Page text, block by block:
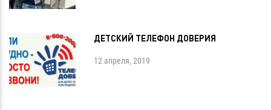
ДЕТСКИЙ ТЕЛЕФОН ДОВЕРИЯ
12 апреля, 2019